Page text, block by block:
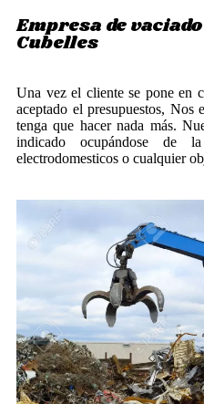
Empresa de
Cubelles
Una vez el cliente se pone en
aceptado el presupuestos, Nos
tenga que hacer nada más.
indicado ocupándose de
electrodomesticos o cualquier